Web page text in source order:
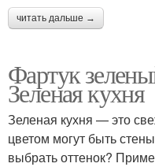
читать дальше →
Фартук
Зеленая кухня
Зеленая кухня — это
цветом могут быть
выбрать оттенок?